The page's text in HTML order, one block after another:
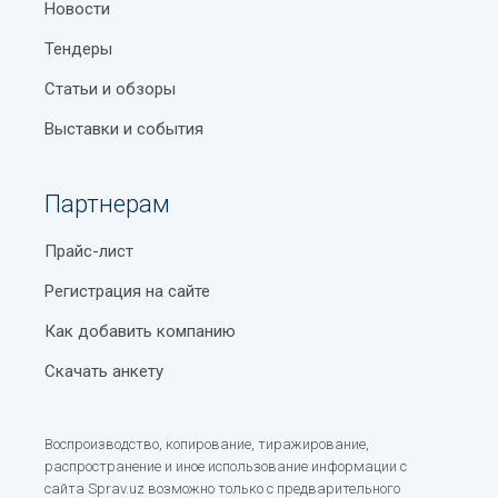
Где и как можно проверить золотое изделие на
Как правильно выбрать искусственную ёлку
Правила поведения в автобусе
Как выбрать очиститель воздуха
Прогноз погоды в Узбекистане
Тренинги для бизнеса: инновационные подходы к
обучению персонала
Новости
Тендеры
Статьи и обзоры
Выставки и события
Партнерам
Прайс-лист
Регистрация на сайте
Как добавить компанию
Скачать анкету
Воспроизводство, копирование, тиражирование,
распространение и иное использование информации с
сайта Sprav.uz возможно только с предварительного